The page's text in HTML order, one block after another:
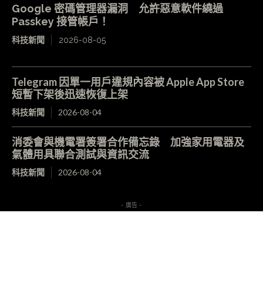
Google 密碼管理器漏洞 允許惡意軟件繞過
Passkey 接管帳戶！
科技新聞 2026-08-05
Telegram 因單一用戶違規內容被 Apple App Store
短暫下架後迅速恢復上架
科技新聞 2026-08-04
消委會與機電署簽署合作備忘錄 加強家用電器及
氣體用具聯合測試與資訊交流
科技新聞 2026-08-04
- 廣告 -